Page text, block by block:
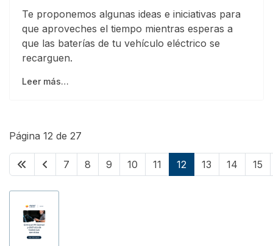
Te proponemos algunas ideas e iniciativas para
que aproveches el tiempo mientras esperas a
que las baterías de tu vehículo eléctrico se
recarguen.
Leer más…
Página 12 de 27
7 8 9 10 11 12 13 14 15